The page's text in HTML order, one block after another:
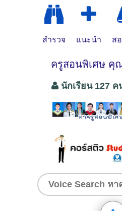
สำรวจ แนะนำ ส
ครูสอนพิเศษ คุ
นักเรียน 127